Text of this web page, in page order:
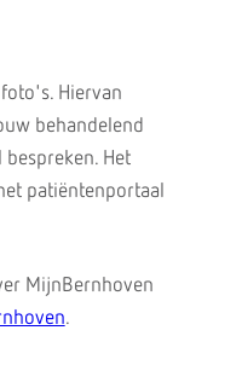
Hiervan
behandelend
bespreken. Het
patiëntenportaal
MijnBernhoven
.